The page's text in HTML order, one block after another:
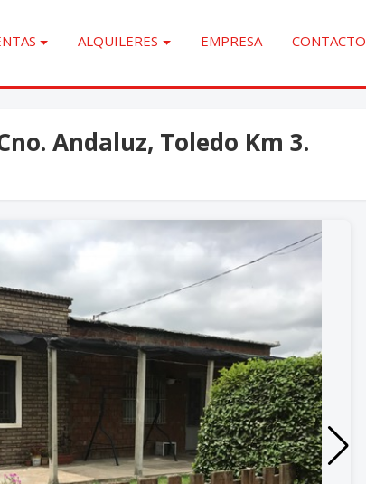
ALQUILERES EMPRESA CONTACTO
Andaluz, Toledo Km 3.